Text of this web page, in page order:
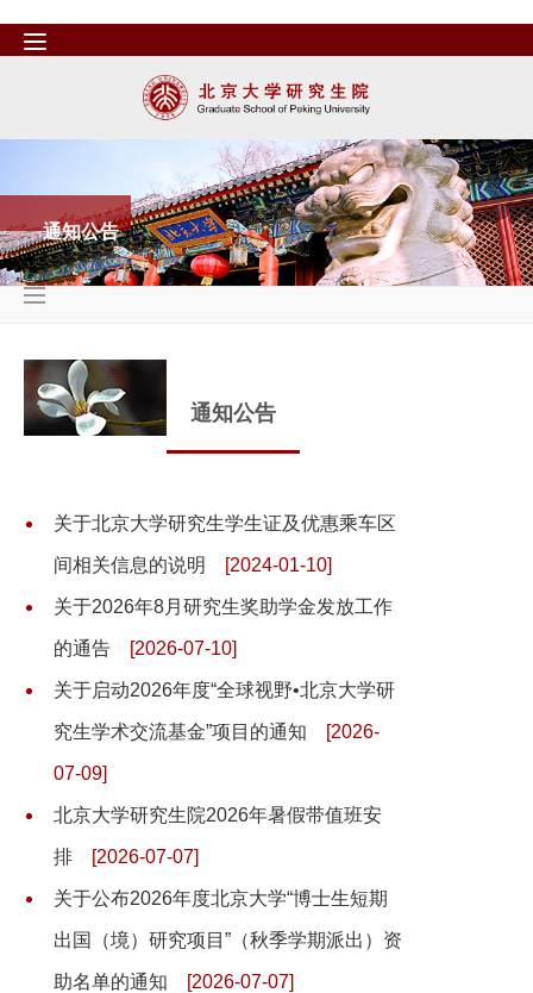
通知公告
通知公告
关于北京大学研究生学生证及优惠乘车区
间相关信息的说明 [2024-01-10]
关于2026年8月研究生奖助学金发放工作
的通告 [2026-07-10]
关于启动2026年度“全球视野•北京大学研
究生学术交流基金”项目的通知 [2026-
07-09]
北京大学研究生院2026年暑假带值班安
排 [2026-07-07]
关于公布2026年度北京大学“博士生短期
出国（境）研究项目”（秋季学期派出）资
助名单的通知 [2026-07-07]